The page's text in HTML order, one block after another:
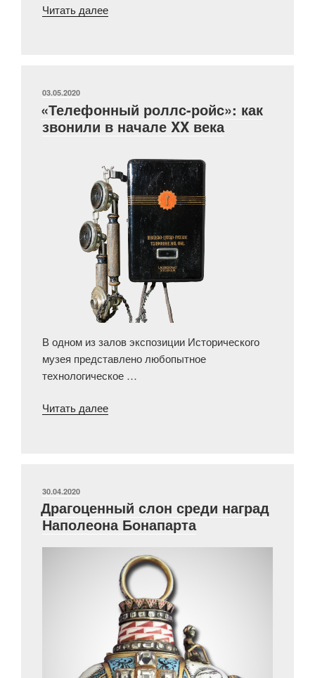
Читать далее«Загадочный
ОПУБЛИКОВАНО
03.05.2020
«Телефонный роллс-ройс»: как
звонили в начале XX века
В одном из залов экспозиции Исторического
музея представлено любопытное
технологическое …
Читать далее««Телефонный
начале
XX
ОПУБЛИКОВАНО
30.04.2020
Драгоценный слон среди наград
Наполеона Бонапарта